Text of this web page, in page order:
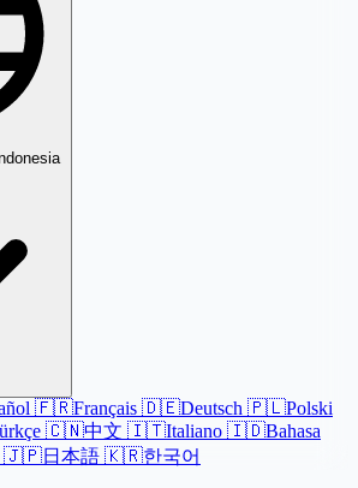
🇫🇷Français 🇩🇪Deutsch 🇵🇱Polski
🇨🇳中文 🇮🇹Italiano 🇮🇩Bahasa
🇯🇵日本語 🇰🇷한국어